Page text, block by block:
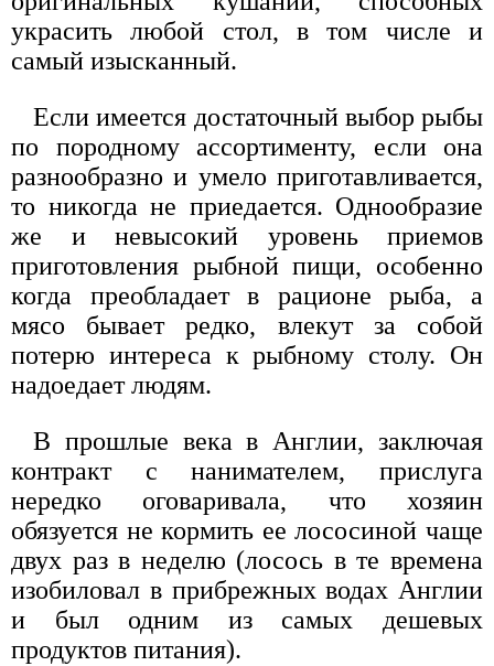
украсить любой стол, в том числе и
самый изысканный.
Если имеется достаточный выбор рыбы
по породному ассортименту, если она
разнообразно и умело приготавливается,
то никогда не приедается. Однообразие
же и невысокий уровень приемов
приготовления рыбной пищи, особенно
когда преобладает в рационе рыба, а
мясо бывает редко, влекут за собой
потерю интереса к рыбному столу. Он
надоедает людям.
В прошлые века в Англии, заключая
контракт с нанимателем, прислуга
нередко оговаривала, что хозяин
обязуется не кормить ее лососиной чаще
двух раз в неделю (лосось в те времена
изобиловал в прибрежных водах Англии
и был одним из самых дешевых
продуктов питания).